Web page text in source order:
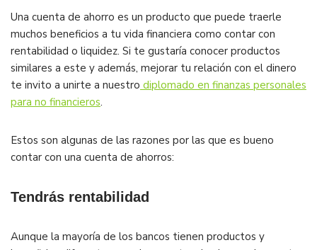
Una cuenta de ahorro es un producto que puede traerle
muchos beneficios a tu vida financiera como contar con
rentabilidad o liquidez. Si te gustaría conocer productos
similares a este y además, mejorar tu relación con el dinero
te invito a unirte a nuestro diplomado en finanzas personales
para no financieros.
Estos son algunas de las razones por las que es bueno
contar con una cuenta de ahorros:
Tendrás rentabilidad
Aunque la mayoría de los bancos tienen productos y